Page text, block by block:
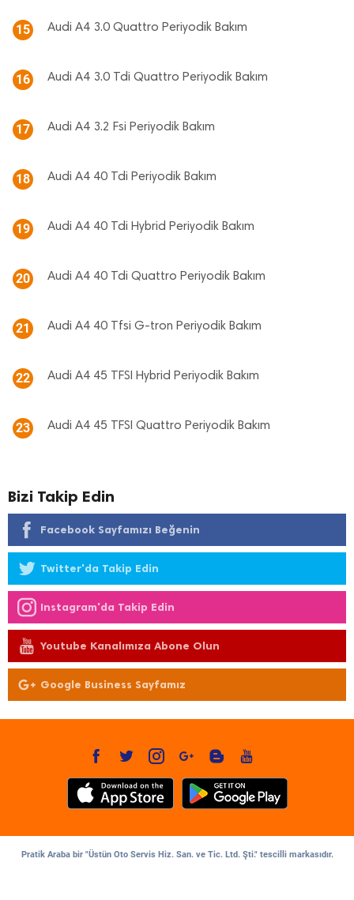
15 Audi A4 3.0 Quattro Periyodik Bakım
16 Audi A4 3.0 Tdi Quattro Periyodik Bakım
17 Audi A4 3.2 Fsi Periyodik Bakım
18 Audi A4 40 Tdi Periyodik Bakım
19 Audi A4 40 Tdi Hybrid Periyodik Bakım
20 Audi A4 40 Tdi Quattro Periyodik Bakım
21 Audi A4 40 Tfsi G-tron Periyodik Bakım
22 Audi A4 45 TFSI Hybrid Periyodik Bakım
23 Audi A4 45 TFSI Quattro Periyodik Bakım
Bizi Takip Edin
Facebook Sayfamızı Beğenin
Twitter'da Takip Edin
Instagram'da Takip Edin
Youtube Kanalımıza Abone Olun
Google Business Sayfamız
Pratik Araba bir "Üstün Oto Servis Hiz. San. ve Tic. Ltd. Şti." tescilli markasıdır.